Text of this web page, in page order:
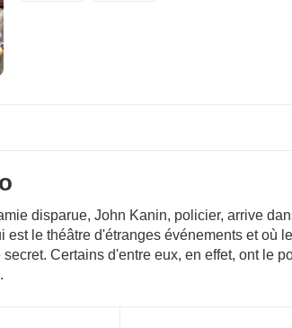
disparue, John Kanin, policier, arrive
est le théâtre d'étranges événements et où
Certains d'entre eux, en effet, ont le